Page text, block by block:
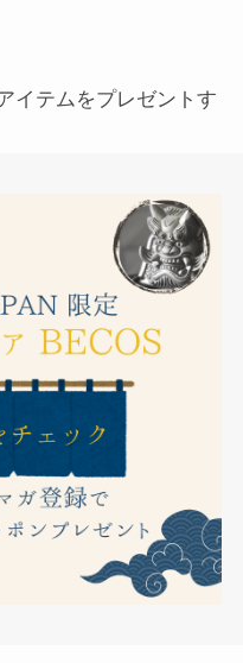
イテムをプレゼントす